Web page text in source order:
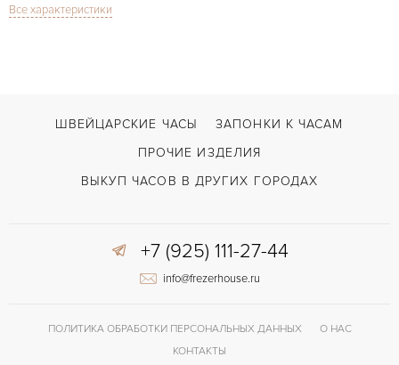
МОДЕЛЬ
Отделка драгоценными камнями
Все характеристики
ШВЕЙЦАРСКИЕ ЧАСЫ
ЗАПОНКИ К ЧАСАМ
ПРОЧИЕ ИЗДЕЛИЯ
ВЫКУП ЧАСОВ В ДРУГИХ ГОРОДАХ
+7 (925) 111-27-44
info@frezerhouse.ru
ПОЛИТИКА ОБРАБОТКИ ПЕРСОНАЛЬНЫХ ДАННЫХ
О НАС
КОНТАКТЫ